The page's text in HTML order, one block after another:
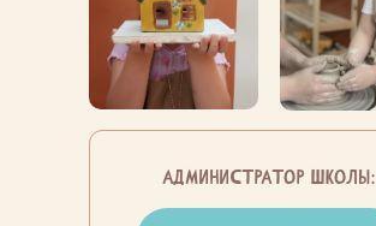
администратор школы: